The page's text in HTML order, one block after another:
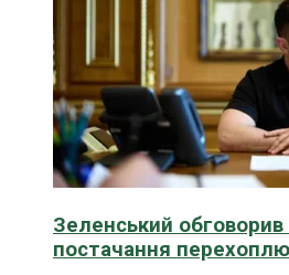
Зеленський
постачання